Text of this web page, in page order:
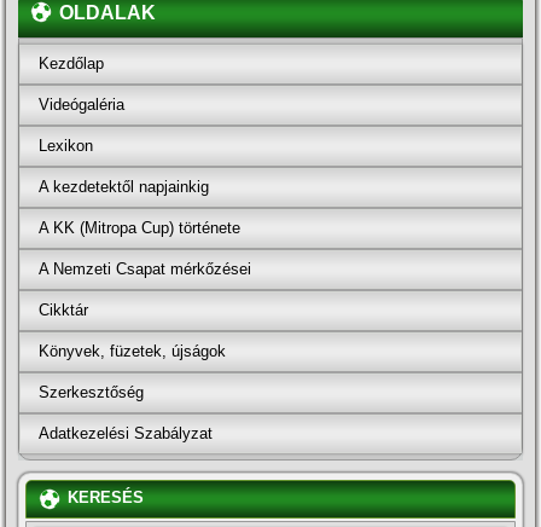
OLDALAK
Kezdőlap
Videógaléria
Lexikon
A kezdetektől napjainkig
A KK (Mitropa Cup) története
A Nemzeti Csapat mérkőzései
Cikktár
Könyvek, füzetek, újságok
Szerkesztőség
Adatkezelési Szabályzat
KERESÉS